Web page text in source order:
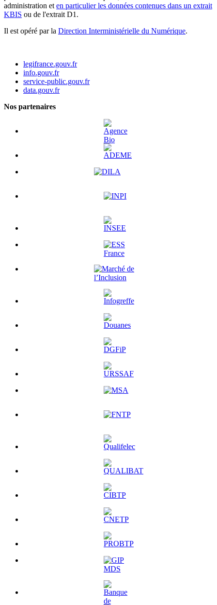
administration et en particulier les données contenues dans un extrait
KBIS ou de l'extrait D1.
Il est opéré par la Direction Interministérielle du Numérique.
legifrance.gouv.fr
info.gouv.fr
service-public.gouv.fr
data.gouv.fr
Nos partenaires